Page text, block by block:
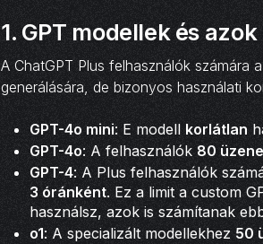
1. GPT modellek és
A ChatGPT Plus felhasználók számára
generálására, de bizonyos használati
GPT-4o mini: E modell korlátlan
GPT-4o: A felhasználók 80
GPT-4: A Plus felhasználók
3 óránként. Ez a limit a custom
használsz, azok is számítanak
o1: A specializált modellekhez 50